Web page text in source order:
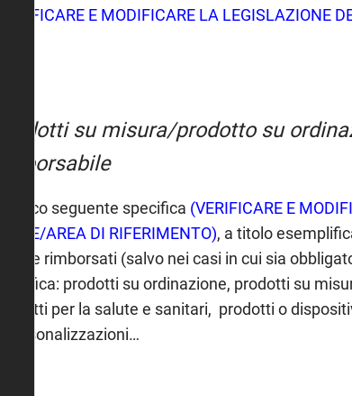
(VERIFICARE E MODIFICARE LA LEGISLAZIONE
Prodotti su misura/prodotto su
rimborsabile
L'elenco seguente specifica (VERIFICARE E
PAESE/AREA DI RIFERIMENTO), a titolo
essere rimborsati (salvo nei casi in cui sia
specifica: prodotti su ordinazione, prodotti su
prodotti per la salute e sanitari, prodotti o
o personalizzazioni…